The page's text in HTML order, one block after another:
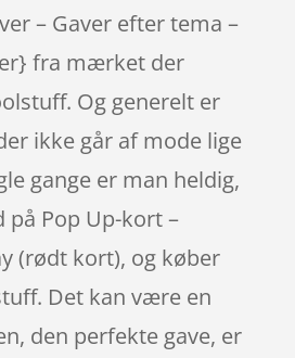
– Gaver efter tema –
fra mærket der
Og generelt er
ikke går af mode lige
gange er man heldig,
på Pop Up-kort –
(rødt kort), og køber
Det kan være en
den perfekte gave, er